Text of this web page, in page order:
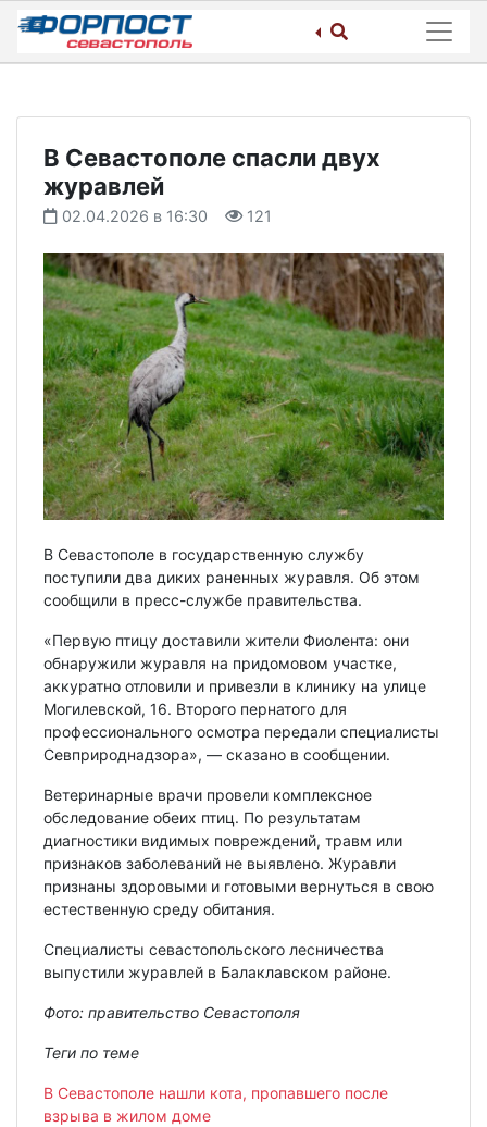
Skip
content
В Севастополе спасли двух
журавлей
02.04.2026 в 16:30 121
В Севастополе в государственную службу
поступили два диких раненных журавля. Об этом
сообщили в пресс-службе правительства.
«Первую птицу доставили жители Фиолента: они
обнаружили журавля на придомовом участке,
аккуратно отловили и привезли в клинику на улице
Могилевской, 16. Второго пернатого для
профессионального осмотра передали специалисты
Севприроднадзора», — сказано в сообщении.
Ветеринарные врачи провели комплексное
обследование обеих птиц. По результатам
диагностики видимых повреждений, травм или
признаков заболеваний не выявлено. Журавли
признаны здоровыми и готовыми вернуться в свою
естественную среду обитания.
Специалисты севастопольского лесничества
выпустили журавлей в Балаклавском районе.
Фото: правительство Севастополя
Теги по теме
В Севастополе нашли кота, пропавшего после
взрыва в жилом доме